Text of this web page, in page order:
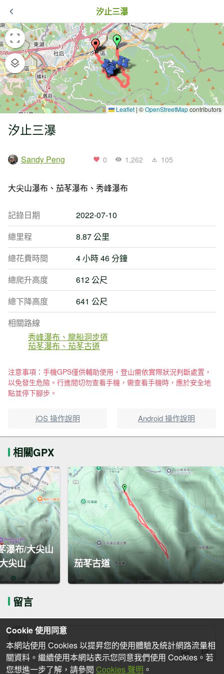
汐止三瀑
Leaflet | ©OpenStreetMapcontributors
汐止三瀑
Sandy Peng 0 1,262 105
大尖山瀑布、茄苳瀑布、秀峰瀑布
記錄日期
2022-07-10
總里程
8.87 公里
總花費時間
4 小時 46 分鐘
總爬升高度
612 公尺
總下降高度
641 公尺
相關路線
秀峰瀑布、龍船洞步道
茄苳瀑布、茄苳古道
注意事項：手機GPS僅供輔助使用，登山需依實際狀況判斷處置，
以免發生危險。行進間切勿查看手機，需查看手機時，應於安全地
點並停下腳步。
iOS 操作說明 Android 操作說明
相關GPX
瀑布/大尖山
尖山
茄苳古道
留言
Cookie 使用同意
本網站使用 Cookies 以提昇您的使用體驗及統計網路流量相
關資料。繼續使用本網站表示您同意我們使用 Cookies。若
您想進一步了解，請參閱 Cookies 聲明 。